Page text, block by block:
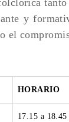
y
el
HORARIO
17.15 a 18.45